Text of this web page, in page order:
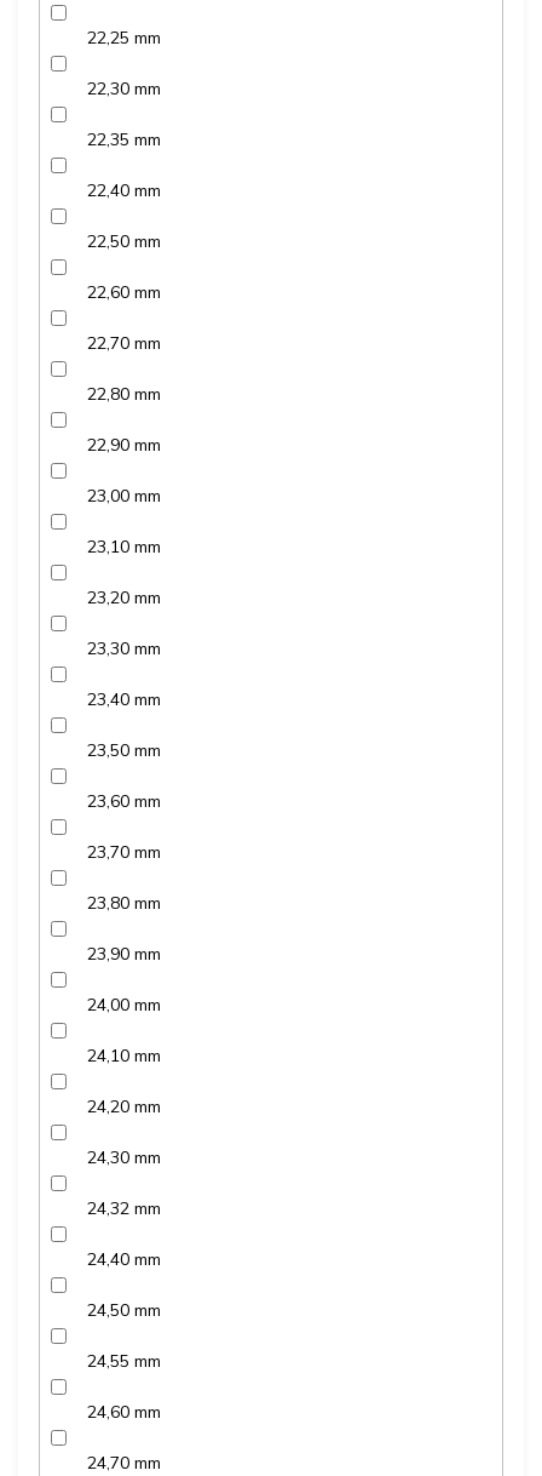
22,25 mm
22,30 mm
22,35 mm
22,40 mm
22,50 mm
22,60 mm
22,70 mm
22,80 mm
22,90 mm
23,00 mm
23,10 mm
23,20 mm
23,30 mm
23,40 mm
23,50 mm
23,60 mm
23,70 mm
23,80 mm
23,90 mm
24,00 mm
24,10 mm
24,20 mm
24,30 mm
24,32 mm
24,40 mm
24,50 mm
24,55 mm
24,60 mm
24,70 mm